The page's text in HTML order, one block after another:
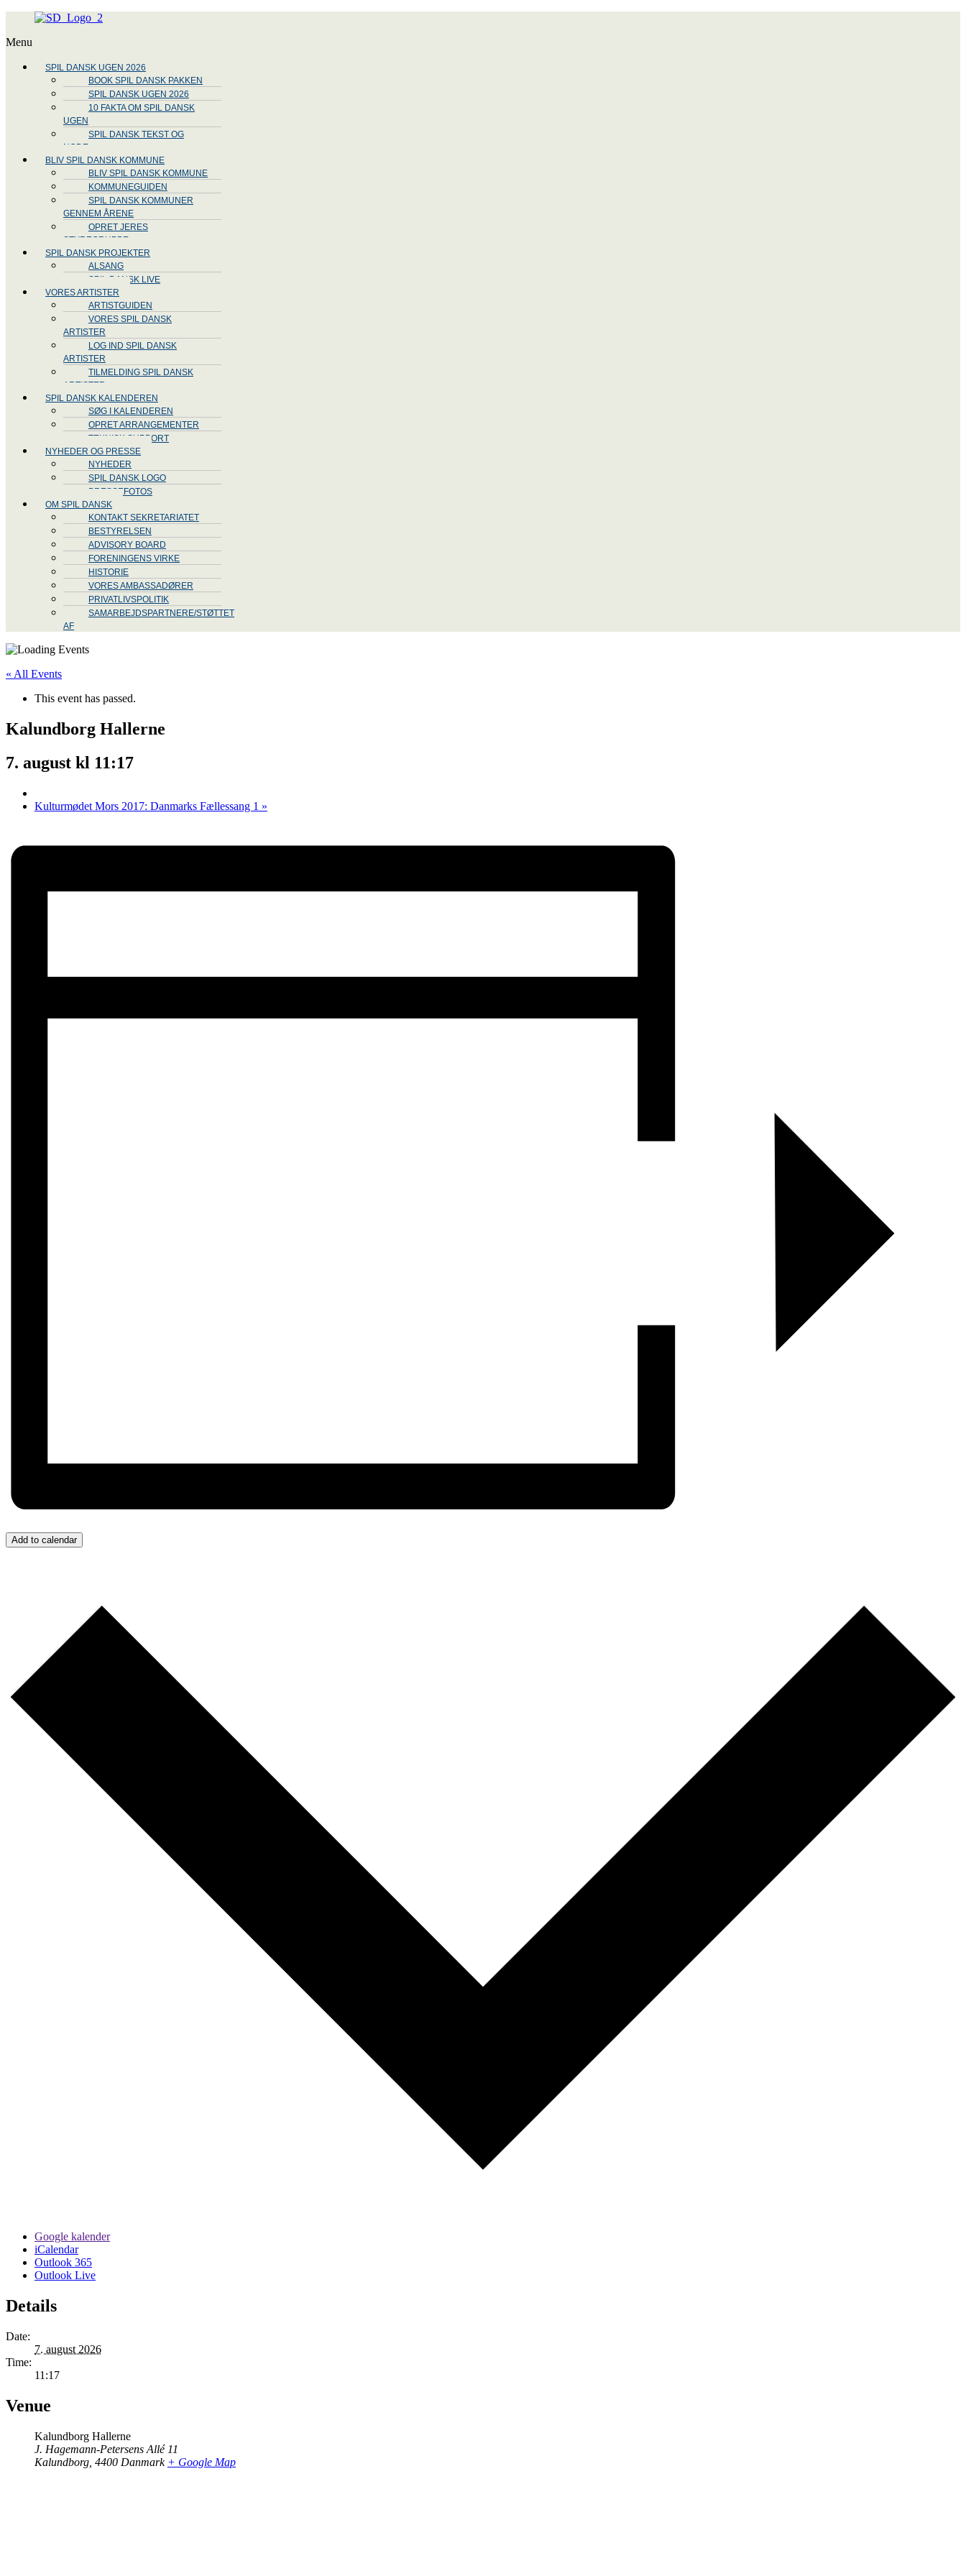
Menu
SPIL DANSK UGEN 2026
BOOK SPIL DANSK PAKKEN
SPIL DANSK UGEN 2026
10 FAKTA OM SPIL DANSK
UGEN
SPIL DANSK TEKST OG
NODE
BLIV SPIL DANSK KOMMUNE
BLIV SPIL DANSK KOMMUNE
KOMMUNEGUIDEN
SPIL DANSK KOMMUNER
GENNEM ÅRENE
OPRET JERES
STYREGRUPPE
SPIL DANSK PROJEKTER
ALSANG
SPIL DANSK LIVE
VORES ARTISTER
ARTISTGUIDEN
VORES SPIL DANSK
ARTISTER
LOG IND SPIL DANSK
ARTISTER
TILMELDING SPIL DANSK
ARTISTER
SPIL DANSK KALENDEREN
SØG I KALENDEREN
OPRET ARRANGEMENTER
TEKNISK SUPPORT
NYHEDER OG PRESSE
NYHEDER
SPIL DANSK LOGO
PRESSEFOTOS
OM SPIL DANSK
KONTAKT SEKRETARIATET
BESTYRELSEN
ADVISORY BOARD
FORENINGENS VIRKE
HISTORIE
VORES AMBASSADØRER
PRIVATLIVSPOLITIK
SAMARBEJDSPARTNERE/STØTTET
AF
« All Events
This event has passed.
Kalundborg Hallerne
7. august kl 11:17
Kulturmødet Mors 2017: Danmarks Fællessang 1 »
Add to calendar
Google kalender
iCalendar
Outlook 365
Outlook Live
Details
Date:
7. august 2026
Time:
11:17
Venue
Kalundborg Hallerne
J. Hagemann-Petersens Allé 11
Kalundborg 4400 Danmark + Google Map